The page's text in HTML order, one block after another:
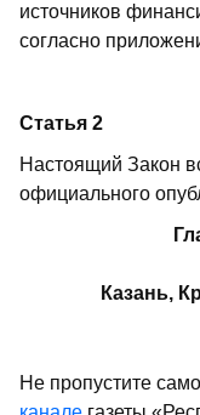
источников
согласно
Статья 2
Настоящий Закон
официального
Казань,
Не пропустите